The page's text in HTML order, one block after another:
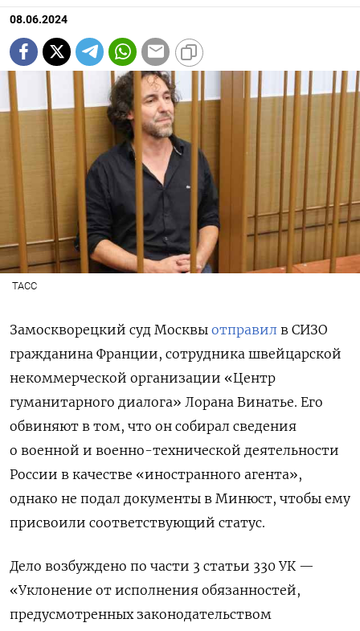
08.06.2024
ТАСС
Замоскворецкий суд Москвы отправил в СИЗО
гражданина Франции, сотрудника швейцарской
некоммерческой организации «Центр
гуманитарного диалога» Лорана Винатье. Его
обвиняют в том, что он собирал сведения
о военной и военно-технической деятельности
России в качестве «иностранного агента»,
однако не подал документы в Минюст, чтобы ему
присвоили соответствующий статус.
Дело возбуждено по части 3 статьи 330 УК —
«Уклонение от исполнения обязанностей,
предусмотренных законодательством